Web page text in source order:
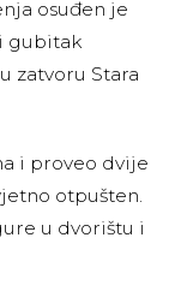
osuđen je
gubitak
zatvoru Stara
i proveo dvije
otpušten.
u dvorištu i